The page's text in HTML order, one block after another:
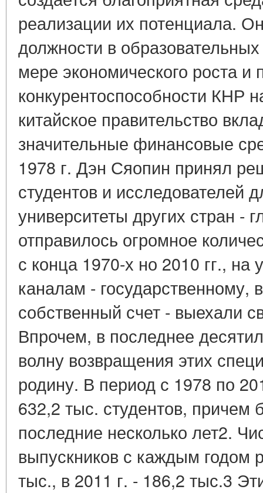
реализации их потенциала.
должности в
мере экономического роста
конкурентоспособности КНР
китайское правительство
значительные финансовые
1978 г. Дэн Сяопин принял
студентов и исследователей
университеты других стран
отправилось огромное
с конца 1970-х но 2010 гг., на
каналам - государственному,
собственный счет - выехали
Впрочем, в последнее
волну возвращения этих
родину. В период с 1978 по
632,2 тыс. студентов, причем
последние несколько лет2.
выпускников с каждым годом
тыс., в 2011 г. - 186,2 тыс.3